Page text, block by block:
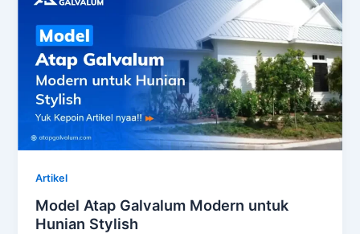
Artikel
Model Atap Galvalum Modern untuk
Hunian Stylish